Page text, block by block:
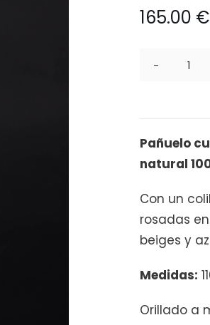
165.00 €
Carré
Pañuelo
natural
Con un
rosadas
beiges y
Medidas:
Orillado a